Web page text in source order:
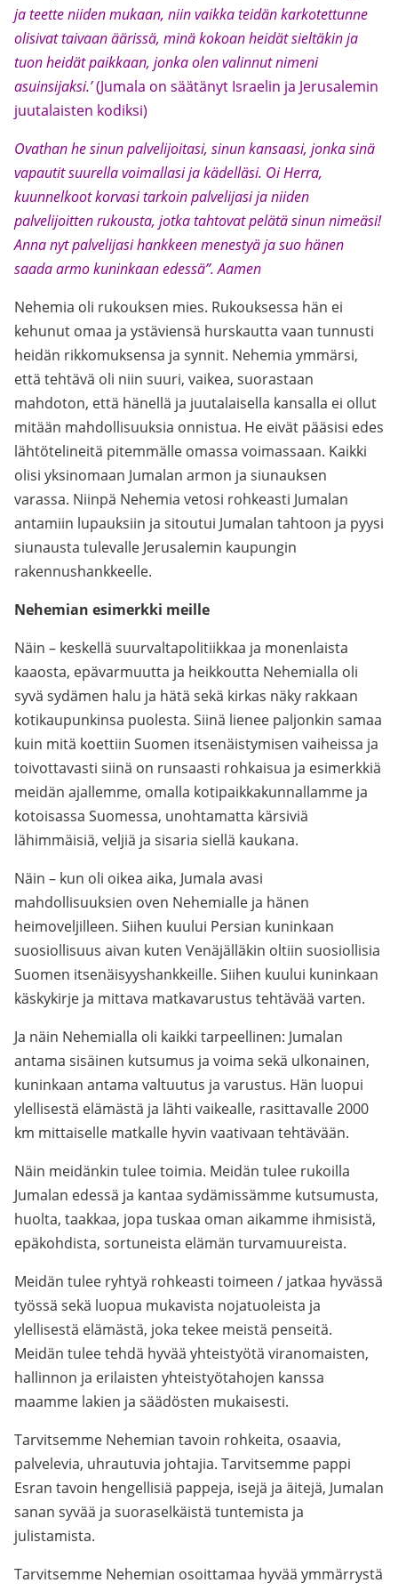
ja teette niiden mukaan, niin vaikka teidän karkotettunne
olisivat taivaan äärissä, minä kokoan heidät sieltäkin ja
tuon heidät paikkaan, jonka olen valinnut nimeni
asuinsijaksi.’(Jumala on säätänyt Israelin ja Jerusalemin
juutalaisten kodiksi)
Ovathan he sinun palvelijoitasi, sinun kansaasi, jonka sinä
vapautit suurella voimallasi ja kädelläsi. Oi Herra,
kuunnelkoot korvasi tarkoin palvelijasi ja niiden
palvelijoitten rukousta, jotka tahtovat pelätä sinun nimeäsi!
Anna nyt palvelijasi hankkeen menestyä ja suo hänen
saada armo kuninkaan edessä”. Aamen
Nehemia oli rukouksen mies. Rukouksessa hän ei
kehunut omaa ja ystäviensä hurskautta vaan tunnusti
heidän rikkomuksensa ja synnit. Nehemia ymmärsi,
että tehtävä oli niin suuri, vaikea, suorastaan
mahdoton, että hänellä ja juutalaisella kansalla ei ollut
mitään mahdollisuuksia onnistua. He eivät pääsisi edes
lähtötelineitä pitemmälle omassa voimassaan. Kaikki
olisi yksinomaan Jumalan armon ja siunauksen
varassa. Niinpä Nehemia vetosi rohkeasti Jumalan
antamiin lupauksiin ja sitoutui Jumalan tahtoon ja pyysi
siunausta tulevalle Jerusalemin kaupungin
rakennushankkeelle.
Nehemian esimerkki meille
Näin – keskellä suurvaltapolitiikkaa ja monenlaista
kaaosta, epävarmuutta ja heikkoutta Nehemialla oli
syvä sydämen halu ja hätä sekä kirkas näky rakkaan
kotikaupunkinsa puolesta. Siinä lienee paljonkin samaa
kuin mitä koettiin Suomen itsenäistymisen vaiheissa ja
toivottavasti siinä on runsaasti rohkaisua ja esimerkkiä
meidän ajallemme, omalla kotipaikkakunnallamme ja
kotoisassa Suomessa, unohtamatta kärsiviä
lähimmäisiä, veljiä ja sisaria siellä kaukana.
Näin – kun oli oikea aika, Jumala avasi
mahdollisuuksien oven Nehemialle ja hänen
heimoveljilleen. Siihen kuului Persian kuninkaan
suosiollisuus aivan kuten Venäjälläkin oltiin suosiollisia
Suomen itsenäisyyshankkeille. Siihen kuului kuninkaan
käskykirje ja mittava matkavarustus tehtävää varten.
Ja näin Nehemialla oli kaikki tarpeellinen: Jumalan
antama sisäinen kutsumus ja voima sekä ulkonainen,
kuninkaan antama valtuutus ja varustus. Hän luopui
ylellisestä elämästä ja lähti vaikealle, rasittavalle 2000
km mittaiselle matkalle hyvin vaativaan tehtävään.
Näin meidänkin tulee toimia. Meidän tulee rukoilla
Jumalan edessä ja kantaa sydämissämme kutsumusta,
huolta, taakkaa, jopa tuskaa oman aikamme ihmisistä,
epäkohdista, sortuneista elämän turvamuureista.
Meidän tulee ryhtyä rohkeasti toimeen / jatkaa hyvässä
työssä sekä luopua mukavista nojatuoleista ja
ylellisestä elämästä, joka tekee meistä penseitä.
Meidän tulee tehdä hyvää yhteistyötä viranomaisten,
hallinnon ja erilaisten yhteistyötahojen kanssa
maamme lakien ja säädösten mukaisesti.
Tarvitsemme Nehemian tavoin rohkeita, osaavia,
palvelevia, uhrautuvia johtajia. Tarvitsemme pappi
Esran tavoin hengellisiä pappeja, isejä ja äitejä, Jumalan
sanan syvää ja suoraselkäistä tuntemista ja
julistamista.
Tarvitsemme Nehemian osoittamaa hyvää ymmärrystä